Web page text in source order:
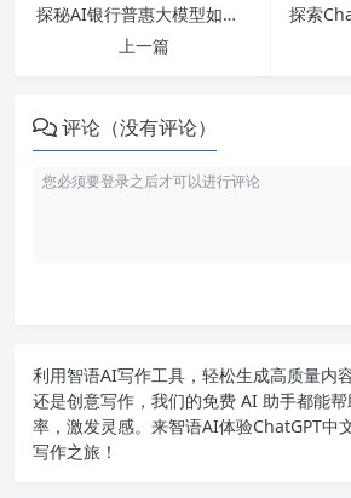
探秘AI银行普惠大模型如何推动广州应用：程序员的进阶之旅解析
上一篇
评论（没有评论）
利用智语AI写作工具，轻松生成高质量内
还是创意写作，我们的免费 AI 助手都能
率，激发灵感。来智语AI体验ChatGPT中
写作之旅！